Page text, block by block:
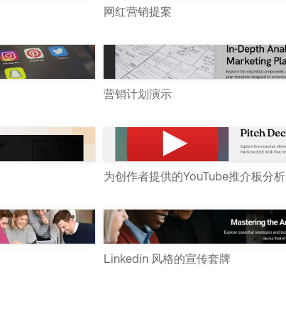
网红营销提案
营销计划演示
为创作者提供的YouTube推介板分析
Linkedin 风格的宣传套牌